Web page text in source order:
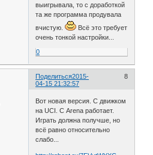
выигрывала, то с доработкой
та же программа продувала
вчистую.
Всё это требует
очень тонкой настройки...
0
Поделиться 8
2015-
04-15 21:32:57
Вот новая версия. С движком
на UCI. С Arena работает.
Играть должна получше, но
всё равно относительно
слабо...